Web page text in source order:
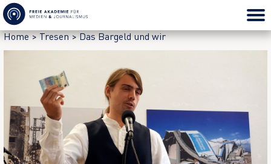
Home>Tresen>Das Bargeld und wir